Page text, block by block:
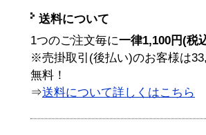
送料について
1つのご注文毎に一律1,100円(税
※売掛取引(後払い)のお客様は
無料！
⇒送料について詳しくはこちら